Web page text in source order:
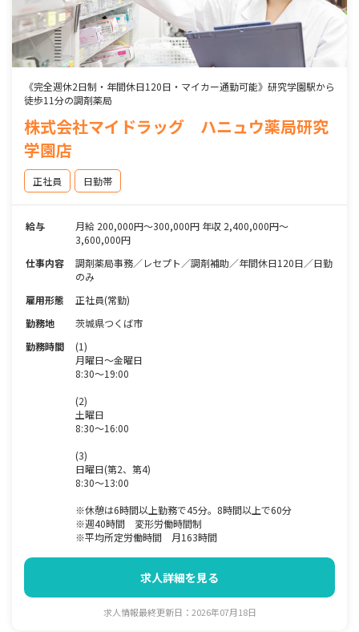
《完全週休2日制・年間休日120日・マイカー通勤可能》研究学園駅から
徒歩11分の調剤薬局
株式会社マイドラッグ ハニュウ薬局研究
学園店
正社員 日勤帯
給与
月給 200,000円～300,000円 年収 2,400,000円～
3,600,000円
仕事内容
調剤薬局事務／レセプト／調剤補助／年間休日120日／日勤
のみ
雇用形態
正社員(常勤)
勤務地
茨城県つくば市
勤務時間
(1)
月曜日～金曜日
8:30～19:00
(2)
土曜日
8:30～16:00
(3)
日曜日(第2、第4)
8:30～13:00
※休憩は6時間以上勤務で45分。8時間以上で60分
※週40時間 変形労働時間制
※平均所定労働時間 月163時間
求人詳細を見る
求人情報最終更新日：2026年07月18日